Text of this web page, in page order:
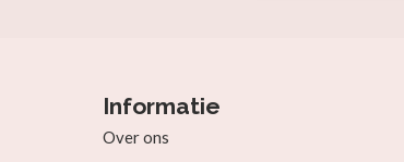
Informatie
Over ons